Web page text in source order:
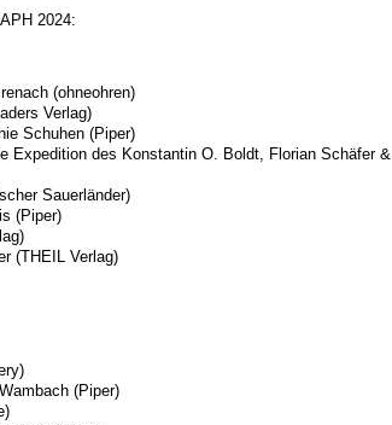
2024:
(ohneohren)
Verlag)
Schuhen (Piper)
Expedition des Konstantin O. Boldt, Florian Schäfer &
Sauerländer)
(Piper)
(THEIL Verlag)
(Piper)